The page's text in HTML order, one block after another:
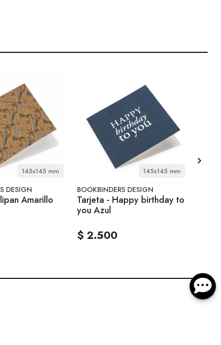
145x145 mm
DESIGN
Amarillo
145x145 mm
BOOKBINDERS DESIGN
Tarjeta - Happy birthday to
you Azul
$ 2.500